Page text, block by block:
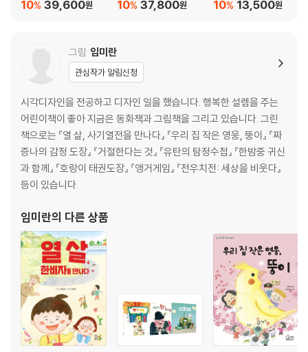
39,600원
10% 37,800원
10% 13,500원
10%
그림 임미란
관심작가 알림신청
시각디자인을 전공하고 디자인 일을 했습니다. 행복한 설렘을 주는
어린이책이 좋아 지금은 동화책과 그림책을 그리고 있습니다. 그린
책으로는 『열 살, 사기열전을 만나다』 『우리 집 작은 영웅, 뚱이』 『짜
증나의 감정 도장』 『거절한다는 것』 『유탄의 탐정수첩』 『한밤중 귀신
과 함께』 『호랑이 태권도장』 『앵거게임』 『전우치전: 세상을 비웃다』
등이 있습니다.
임미란의 다른 상품